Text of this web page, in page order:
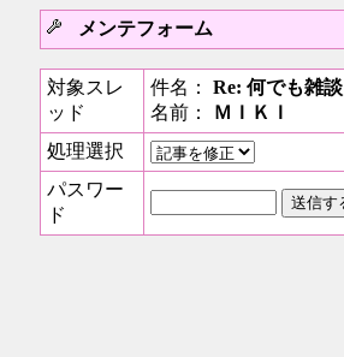
メンテフォーム
対象スレ
ッド
件名： Re: 何でも雑談
名前：
ＭＩＫＩ
処理選択
パスワー
ド